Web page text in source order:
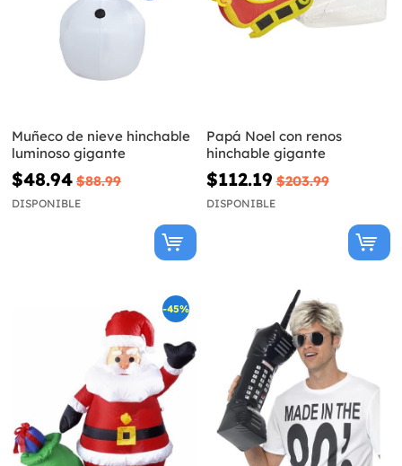
Muñeco de nieve hinchable
luminoso gigante
$48.94 $88.99
DISPONIBLE
Papá Noel con renos
hinchable gigante
$112.19 $203.99
DISPONIBLE
-45%